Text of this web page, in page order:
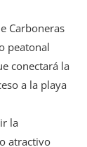
Carboneras
peatonal
conectará la
a la playa
la
atractivo